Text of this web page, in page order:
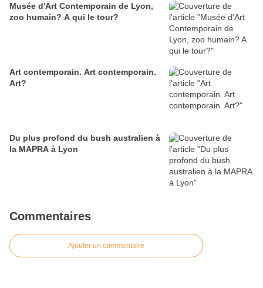
Musée d'Art Contemporain de Lyon,
zoo humain? A qui le tour?
Art contemporain. Art contemporain.
Art?
Du plus profond du bush australien à
la MAPRA à Lyon
Commentaires
Ajouter un commentaire